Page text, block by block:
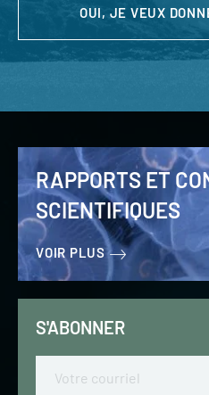
OUI, JE VEUX
RAPPORTS ET
SCIENTIFIQUES
VOIR PLUS
S'ABONNER